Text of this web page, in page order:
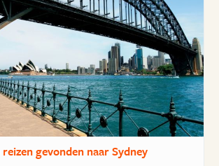
gevonden naar Sydney